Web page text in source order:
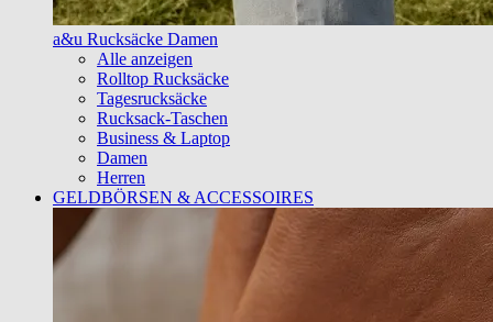
a&u Rucksäcke Damen
Alle anzeigen
Rolltop Rucksäcke
Tagesrucksäcke
Rucksack-Taschen
Business & Laptop
Damen
Herren
GELDBÖRSEN & ACCESSOIRES